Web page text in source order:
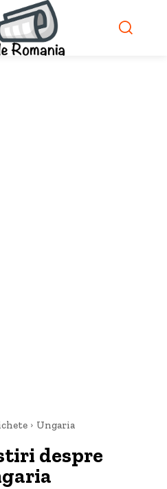
Ungaria
despre